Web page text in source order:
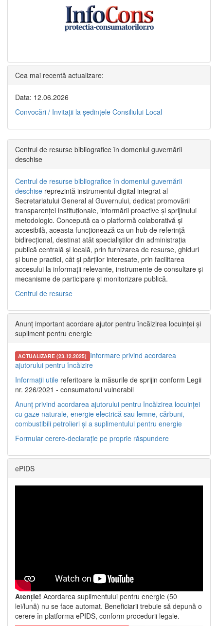
Cea mai recentă actualizare:
Data: 12.06.2026
Convocări / Invitaţii la şedinţele Consiliului Local
Centrul de resurse bibliografice în domeniul guvernării
deschise
Centrul de resurse bibliografice în domeniul guvernării
deschise reprezintă instrumentul digital integrat al
Secretariatului General al Guvernului, dedicat promovării
transparenței instituționale, informării proactive și sprijinului
metodologic. Concepută ca o platformă colaborativă și
accesibilă, aceasta funcționează ca un hub de referință
bidirecțional, destinat atât specialiștilor din administrația
publică centrală și locală, prin furnizarea de resurse, ghiduri
și bune practici, cât și părților interesate, prin facilitarea
accesului la informații relevante, instrumente de consultare și
mecanisme de participare și monitorizare publică.
Centrul de resurse
Anunț important acordare ajutor pentru încălzirea locuinței și
supliment pentru energie
ACTUALIZARE (23.12.2025) Informare privind acordarea
ajutorului pentru încălzire
Informații utile referitoare la măsurile de sprijin conform Legii
nr. 226/2021 - consumatorul vulnerabil
Anunț privind acordarea ajutorului pentru încălzirea locuinței
cu gaze naturale, energie electrică sau lemne, cărbuni,
combustibili petrolieri și a suplimentului pentru energie
Formular cerere-declarație pe proprie răspundere
ePIDS
Atenție! Acordarea suplimentului pentru energie (50
lei/lună) nu se face automat. Beneficiarii trebuie să depună o
cerere în platforma ePIDS, conform procedurii legale.